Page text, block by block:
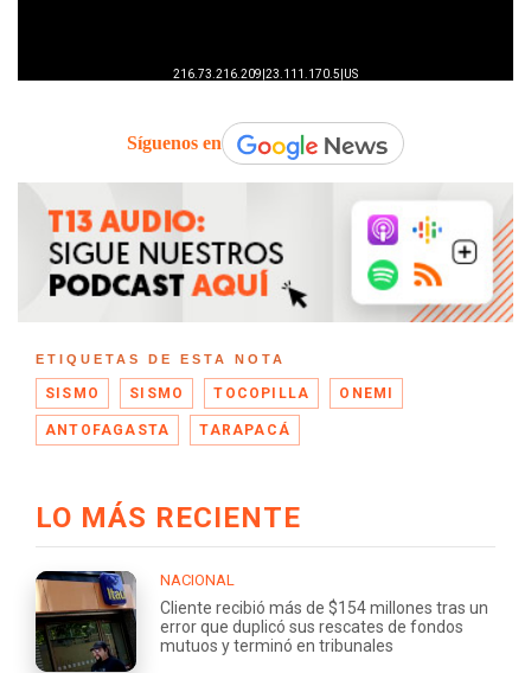
Síguenos en
ETIQUETAS DE ESTA NOTA
SISMO SISMO TOCOPILLA ONEMI
ANTOFAGASTA TARAPACÁ
LO MÁS RECIENTE
NACIONAL
Cliente recibió más de $154 millones tras un
error que duplicó sus rescates de fondos
mutuos y terminó en tribunales